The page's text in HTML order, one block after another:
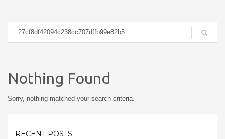
Nothing Found
Sorry, nothing matched your search criteria.
RECENT POSTS